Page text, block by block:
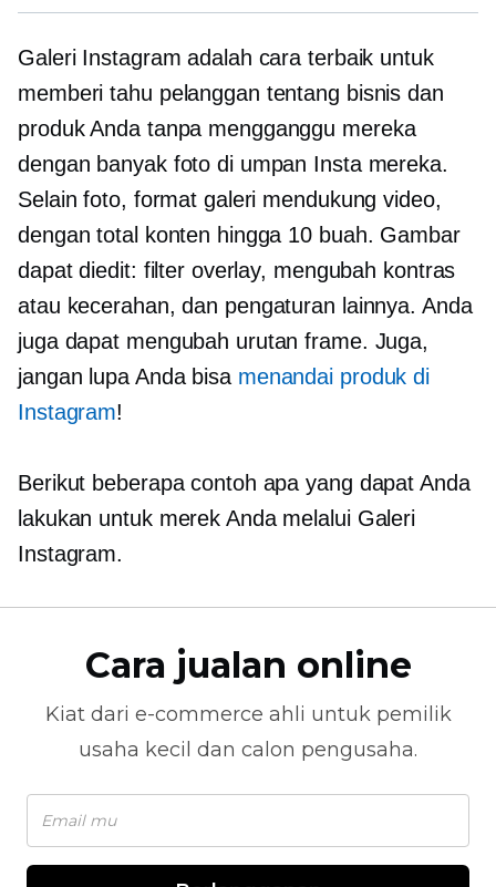
Galeri Instagram adalah cara terbaik untuk
memberi tahu pelanggan tentang bisnis dan
produk Anda tanpa mengganggu mereka
dengan banyak foto di umpan Insta mereka.
Selain foto, format galeri mendukung video,
dengan total konten hingga 10 buah. Gambar
dapat diedit: filter overlay, mengubah kontras
atau kecerahan, dan pengaturan lainnya. Anda
juga dapat mengubah urutan frame. Juga,
jangan lupa Anda bisa menandai produk di
Instagram!
Berikut beberapa contoh apa yang dapat Anda
lakukan untuk merek Anda melalui Galeri
Instagram.
Cara jualan online
Kiat dari e-commerce ahli untuk pemilik
usaha kecil dan calon pengusaha.